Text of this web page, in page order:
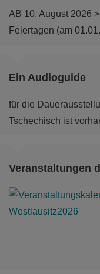
Vorträge - bei
AB 10. August 2026
Feiertagen (am
Ein Audioguide
für die
Tschechisch ist
Veranstaltungen